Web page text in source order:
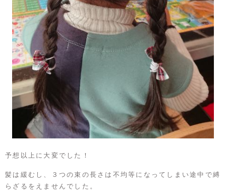
予想以上に大変でした！
髪は緩むし、３つの束の長さは不均等になってしまい途中で縛
らざるをえませんでした。